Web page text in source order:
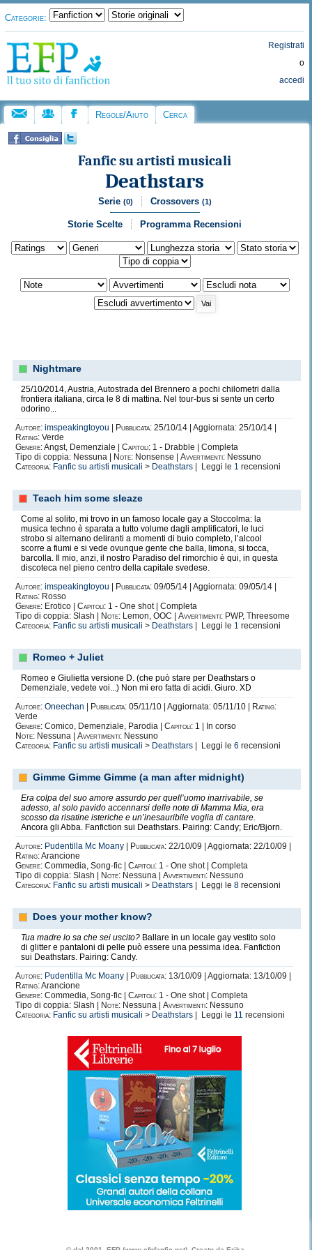
Categorie:
Registrati
o
accedi
Regole/Aiuto Cerca
Fanfic su artisti musicali
Deathstars
Serie (0) Crossovers (1)
Storie Scelte Programma Recensioni
Nightmare
25/10/2014, Austria, Autostrada del Brennero a pochi chilometri dalla
frontiera italiana, circa le 8 di mattina. Nel tour-bus si sente un certo
odorino...
Autore: imspeakingtoyou Pubblicata: 25/10/14 | Aggiornata: 25/10/14 |
Rating: Verde
Genere:Angst, Demenziale | Capitoli: 1 - Drabble | Completa
Tipo di coppia: Nessuna |
Note: Nonsense | Avvertimenti: Nessuno
Categoria: Fanfic su artisti musicali > Deathstars | Leggi le 1 recensioni
Teach him some sleaze
Come al solito, mi trovo in un famoso locale gay a Stoccolma: la
musica techno è sparata a tutto volume dagli amplificatori, le luci
strobo si alternano deliranti a momenti di buio completo, l’alcool
scorre a fiumi e si vede ovunque gente che balla, limona, si tocca,
barcolla. Il mio, anzi, il nostro Paradiso del rimorchio è qui, in questa
discoteca nel pieno centro della capitale svedese.
Autore: imspeakingtoyou Pubblicata: 09/05/14 | Aggiornata: 09/05/14 |
Rating: Rosso
Genere: Erotico | Capitoli: 1 - One shot | Completa
Tipo di coppia: Slash |
Note: Lemon, OOC | Avvertimenti: PWP, Threesome
Categoria: Fanfic su artisti musicali > Deathstars | Leggi le 1 recensioni
Romeo + Juliet
Romeo e Giulietta versione D. (che può stare per Deathstars o
Demenziale, vedete voi...) Non mi ero fatta di acidi. Giuro. XD
Autore: Oneechan Pubblicata: 05/11/10 | Aggiornata: 05/11/10 |
Rating:
Verde
Genere: Comico, Demenziale, Parodia | Capitoli: 1 | In corso
Note: Nessuna | Avvertimenti: Nessuno
Categoria: Fanfic su artisti musicali > Deathstars | Leggi le 6 recensioni
Gimme Gimme Gimme (a man after midnight)
Era colpa del suo amore assurdo per quell’uomo inarrivabile, se
adesso, al solo pavido accennarsi delle note di Mamma Mia, era
scosso da risatine isteriche e un’inesauribile voglia di cantare.
Ancora gli Abba. Fanfiction sui Deathstars. Pairing: Candy; Eric/Bjorn.
Autore: Pudentilla Mc Moany Pubblicata: 22/10/09 | Aggiornata: 22/10/09 |
Rating:Arancione
Genere: Commedia, Song-fic | Capitoli: 1 - One shot | Completa
Tipo di coppia: Slash |
Note: Nessuna | Avvertimenti: Nessuno
Categoria: Fanfic su artisti musicali > Deathstars | Leggi le 8 recensioni
Does your mother know?
Tua madre lo sa che sei uscito? Ballare in un locale gay vestito solo
di glitter e pantaloni di pelle può essere una pessima idea. Fanfiction
sui Deathstars. Pairing: Candy.
Autore: Pudentilla Mc Moany Pubblicata: 13/10/09 | Aggiornata: 13/10/09 |
Rating:Arancione
Genere: Commedia, Song-fic | Capitoli: 1 - One shot | Completa
Tipo di coppia: Slash |
Note: Nessuna | Avvertimenti: Nessuno
Categoria: Fanfic su artisti musicali > Deathstars | Leggi le 11 recensioni